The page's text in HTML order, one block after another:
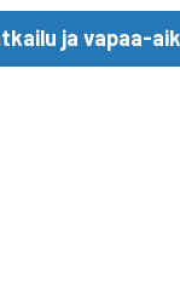
ja vapaa-